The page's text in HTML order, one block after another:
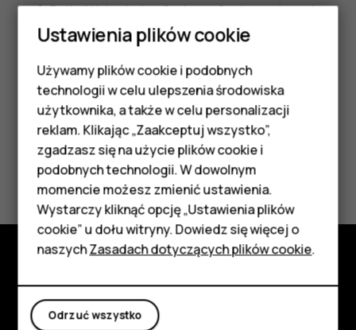
Smartfony
Telefony z funkcjami
podstawowymi
Akcesoria
HMD Terra M
Tablety
Moje konto
DotknijUstawienia>System>Opcje resetowania>
Usuń wszystkie dane (ustawienia fabryczne)
Czy te informacje były pomocne?
Tak Nie
Informacje
Ustawienia plików cookie
Używamy plików cookie i podobnych
technologii w celu ulepszenia środowiska
użytkownika, a także w celu personalizacji
reklam. Klikając „Zaakceptuj wszystko”,
zgadzasz się na użycie plików cookie i
podobnych technologii. W dowolnym
momencie możesz zmienić ustawienia.
Wystarczy kliknąć opcję „Ustawienia plików
cookie” u dołu witryny. Dowiedz się więcej o
naszychZasadach dotyczących plików cookie.
Odrzuć wszystko